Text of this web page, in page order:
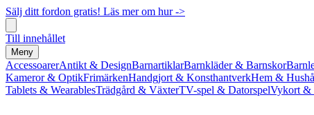
Sälj ditt fordon gratis! Läs mer om hur ->
Till innehållet
Meny
AccessoarerAntikt & DesignBarnartiklarBarnkläder & Barnskor
Kameror & OptikFrimärkenHandgjort & KonsthantverkHem &
Tablets & WearablesTrädgård & VäxterTV-spel & DatorspelVykort &